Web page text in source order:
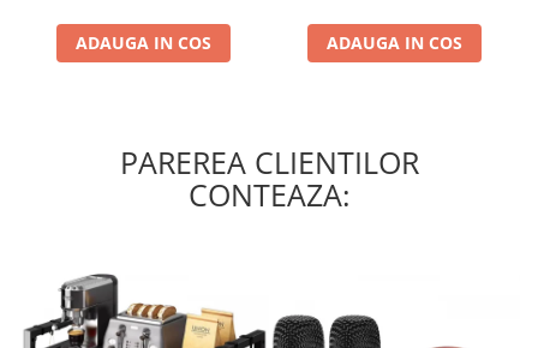
Baie, Bucatarie, Usa
ADAUGA IN COS ADAUGA IN COS
PAREREA CLIENTILOR
CONTEAZA: